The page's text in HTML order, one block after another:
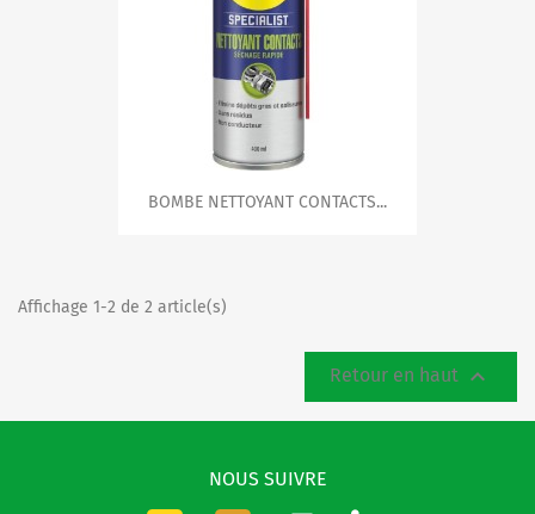
BOMBE NETTOYANT CONTACTS...
Affichage 1-2 de 2 article(s)
Retour en haut 
NOUS SUIVRE